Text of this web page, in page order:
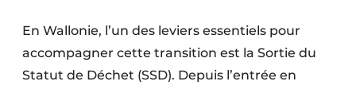
En Wallonie, l’un des leviers essentiels pour
accompagner cette transition est la Sortie du
Statut de Déchet (SSD). Depuis l’entrée en